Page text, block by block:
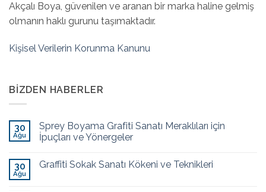
Akçalı Boya, güvenilen ve aranan bir marka haline gelmiş
olmanın haklı gurunu taşımaktadır.
Kişisel Verilerin Korunma Kanunu
BIZDEN HABERLER
30
Ağu
Sprey Boyama Grafiti Sanatı Meraklıları için
İpuçları ve Yönergeler
30
Ağu
Graffiti Sokak Sanatı Kökeni ve Teknikleri